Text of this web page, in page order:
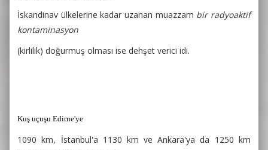
İskandinav ülkelerine kadar uzanan muazzam bir radyoaktif
kontaminasyon
(kirlilik) doğurmuş olması ise dehşet verici idi.
Kuş uçuşu Edirne'ye
1090 km, İstanbul'a 1130 km ve Ankara'ya da 1250 km